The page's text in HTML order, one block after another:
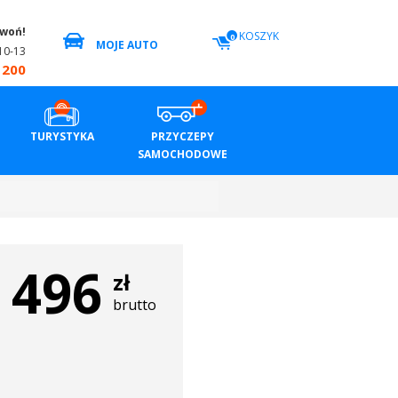
13
MOJE AUTO
0 KOSZYK
TURYSTYKA
PRZYCZEPY
SAMOCHODOWE
496 zł
brutto